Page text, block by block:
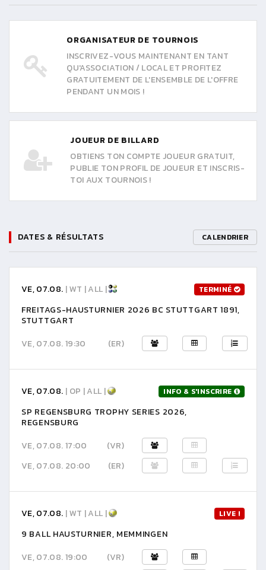
ORGANISATEUR DE TOURNOIS
INSCRIVEZ-VOUS MAINTENANT EN TANT
QU'ASSOCIATION / LOCAL ET PROFITEZ
GRATUITEMENT DE L'ENSEMBLE DE L'OFFRE
PENDANT UN MOIS !
JOUEUR DE BILLARD
OBTIENS TON COMPTE JOUEUR GRATUIT,
PUBLIE TON PROFIL DE JOUEUR ET INSCRIS-
TOI AUX TOURNOIS !
DATES & RÉSULTATS CALENDRIER
VE, 07.08. | WT | ALL | TERMINÉ
FREITAGS-HAUSTURNIER 2026 BC STUTTGART 1891,
STUTTGART
VE, 07.08. 19:30
(ER)
VE, 07.08. | OP | ALL | INFO & S'INSCRIRE
SP REGENSBURG TROPHY SERIES 2026,
REGENSBURG
VE, 07.08. 17:00
(VR)
VE, 07.08. 20:00
(ER)
VE, 07.08. | WT | ALL | LIVE !
9 BALL HAUSTURNIER, MEMMINGEN
VE, 07.08. 19:00
(VR)